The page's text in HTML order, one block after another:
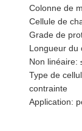
Colonne de
Cellule de
Grade de
Longueur du
Non linéaire:
Type de
contrainte
Application: